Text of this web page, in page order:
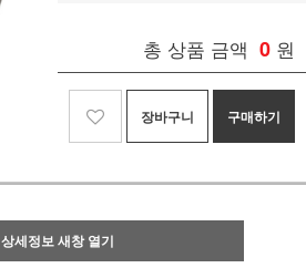
총 상품 금액 0 원
장바구니 구매하기
상세정보 새창 열기